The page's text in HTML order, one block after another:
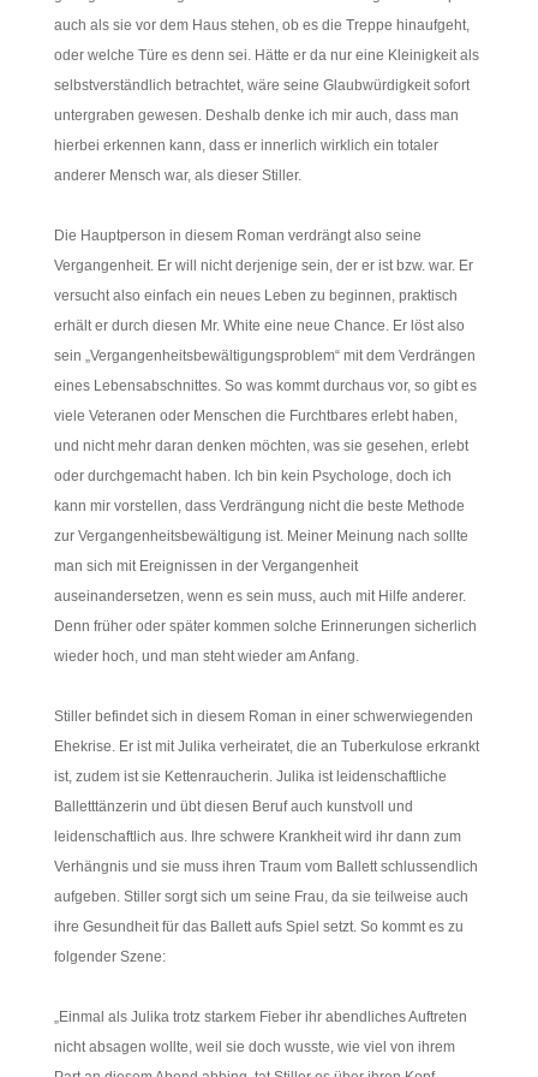
auch als sie vor dem Haus stehen, ob es die Treppe hinaufgeht,
oder welche Türe es denn sei. Hätte er da nur eine Kleinigkeit als
selbstverständlich betrachtet, wäre seine Glaubwürdigkeit sofort
untergraben gewesen. Deshalb denke ich mir auch, dass man
hierbei erkennen kann, dass er innerlich wirklich ein totaler
anderer Mensch war, als dieser Stiller.
Die Hauptperson in diesem Roman verdrängt also seine
Vergangenheit. Er will nicht derjenige sein, der er ist bzw. war. Er
versucht also einfach ein neues Leben zu beginnen, praktisch
erhält er durch diesen Mr. White eine neue Chance. Er löst also
sein „Vergangenheitsbewältigungsproblem“ mit dem Verdrängen
eines Lebensabschnittes. So was kommt durchaus vor, so gibt es
viele Veteranen oder Menschen die Furchtbares erlebt haben,
und nicht mehr daran denken möchten, was sie gesehen, erlebt
oder durchgemacht haben. Ich bin kein Psychologe, doch ich
kann mir vorstellen, dass Verdrängung nicht die beste Methode
zur Vergangenheitsbewältigung ist. Meiner Meinung nach sollte
man sich mit Ereignissen in der Vergangenheit
auseinandersetzen, wenn es sein muss, auch mit Hilfe anderer.
Denn früher oder später kommen solche Erinnerungen sicherlich
wieder hoch, und man steht wieder am Anfang.
Stiller befindet sich in diesem Roman in einer schwerwiegenden
Ehekrise. Er ist mit Julika verheiratet, die an Tuberkulose erkrankt
ist, zudem ist sie Kettenraucherin. Julika ist leidenschaftliche
Balletttänzerin und übt diesen Beruf auch kunstvoll und
leidenschaftlich aus. Ihre schwere Krankheit wird ihr dann zum
Verhängnis und sie muss ihren Traum vom Ballett schlussendlich
aufgeben. Stiller sorgt sich um seine Frau, da sie teilweise auch
ihre Gesundheit für das Ballett aufs Spiel setzt. So kommt es zu
folgender Szene:
„Einmal als Julika trotz starkem Fieber ihr abendliches Auftreten
nicht absagen wollte, weil sie doch wusste, wie viel von ihrem